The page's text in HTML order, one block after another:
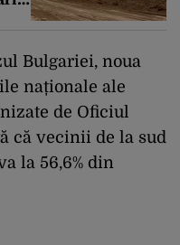
Bulgariei, noua
naționale ale
de Oficiul
că vecinii de la sud
la 56,6% din